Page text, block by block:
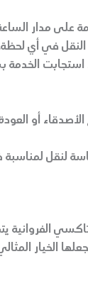
على مدار
النقل في أي
الخدمة
أو
لنقل لمناسبة
الفروانية
الخيار